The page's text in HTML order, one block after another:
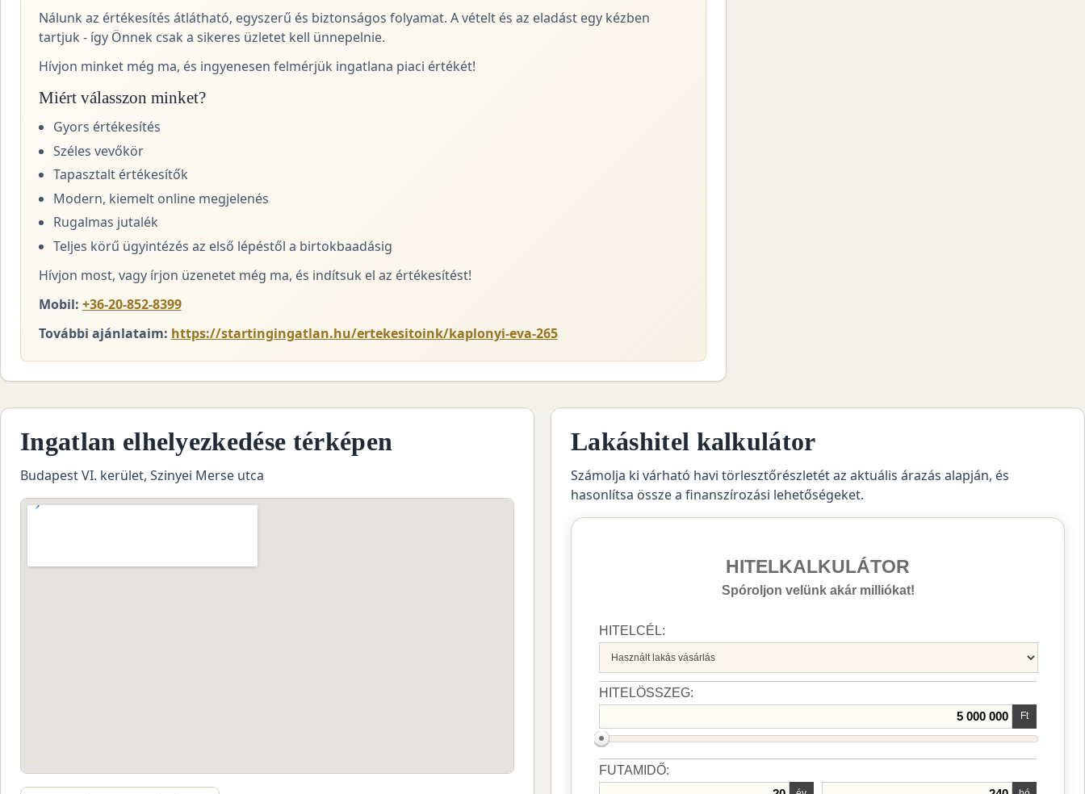
Nálunk az értékesítés átlátható, egyszerű és biztonságos folyamat. A vételt és az eladást egy kézben
tartjuk - így Önnek csak a sikeres üzletet kell ünnepelnie.
Hívjon minket még ma, és ingyenesen felmérjük ingatlana piaci értékét!
Miért válasszon minket?
Gyors értékesítés
Széles vevőkör
Tapasztalt értékesítők
Modern, kiemelt online megjelenés
Rugalmas jutalék
Teljes körű ügyintézés az első lépéstől a birtokbaadásig
Hívjon most, vagy írjon üzenetet még ma, és indítsuk el az értékesítést!
Mobil: +36-20-852-8399
További ajánlataim: https://startingingatlan.hu/ertekesitoink/kaplonyi-eva-265
Ingatlan elhelyezkedése térképen
Budapest VI. kerület, Szinyei Merse utca
Lakáshitel kalkulátor
Számolja ki várható havi törlesztőrészletét az aktuális árazás alapján, és
hasonlítsa össze a finanszírozási lehetőségeket.